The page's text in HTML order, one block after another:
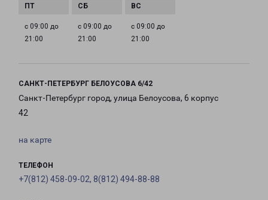
с 09:00 до
21:00
с 09:00 до
21:00
с 09:00 до
21:00
САНКТ-ПЕТЕРБУРГ БЕЛОУСОВА 6/42
Санкт-Петербург город, улица Белоусова, 6 корпус
42
на карте
ТЕЛЕФОН
+7(812) 458-09-02, 8(812) 494-88-88